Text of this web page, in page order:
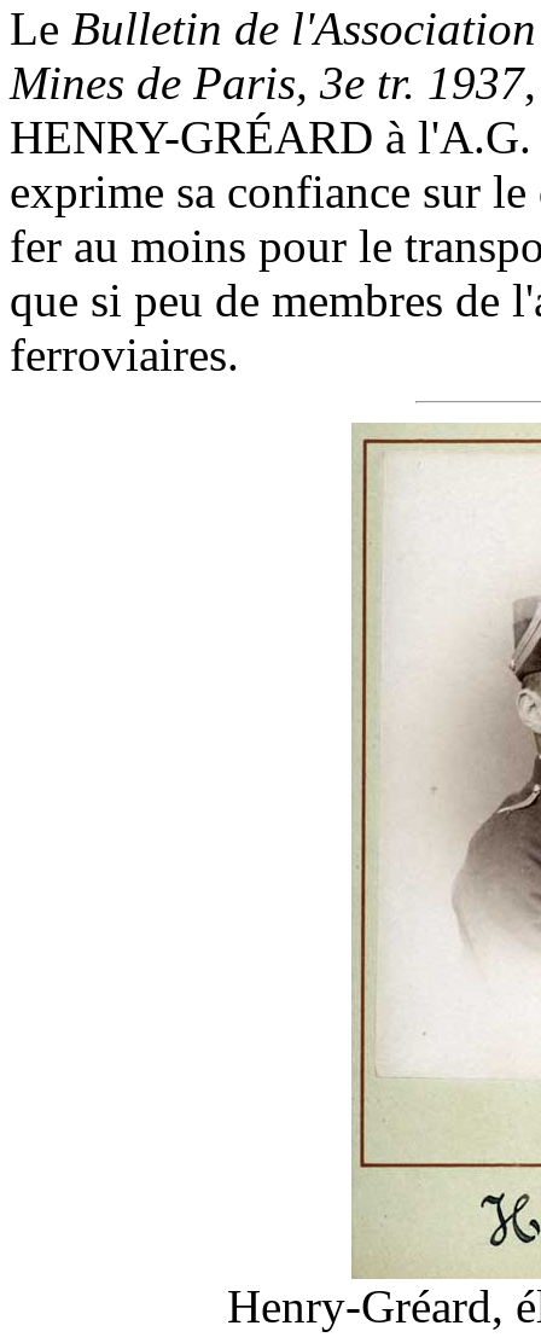
Le Bulletin de l'Association
Mines de Paris, 3e tr. 1937
HENRY-GRÉARD à
exprime sa confiance sur
fer au moins pour le
que si peu de membres de
ferroviaires.
Henry-Gréard,